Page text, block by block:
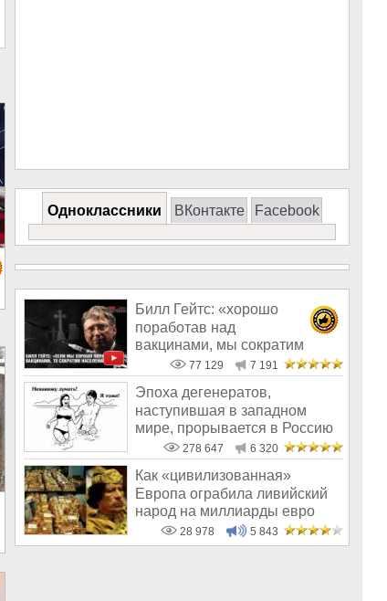
Одноклассники ВКонтакте Facebook
Билл Гейтс: «хорошо
поработав над
вакцинами, мы сократим
население на 10-15%»
77 129 7 191
Эпоха дегенератов,
наступившая в западном
мире, прорывается в Россию
278 647 6 320
Как «цивилизованная»
Европа ограбила ливийский
народ на миллиарды евро
28 978 5 843